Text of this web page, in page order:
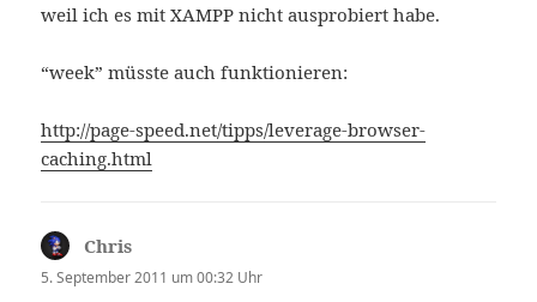
weil ich es mit XAMPP nicht ausprobiert habe.
“week” müsste auch funktionieren:
http://page-speed.net/tipps/leverage-browser-
caching.html
Chris
5. September 2011 um 00:32 Uhr